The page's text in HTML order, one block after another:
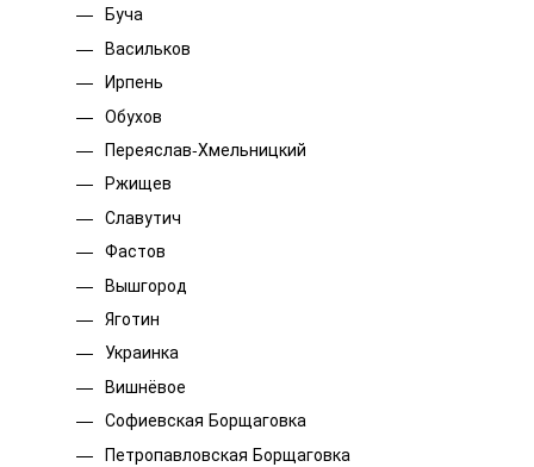
Буча
Васильков
Ирпень
Обухов
Переяслав-Хмельницкий
Ржищев
Славутич
Фастов
Вышгород
Яготин
Украинка
Вишнёвое
Софиевская Борщаговка
Петропавловская Борщаговка